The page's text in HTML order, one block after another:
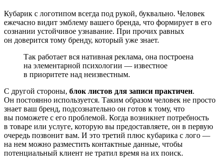
Кубарик с логотипом всегда под рукой, буквально. Человек
ежечасно видит эмблему вашего бренда, что формирует в его
сознании устойчивое узнавание. При прочих равных
он доверится тому бренду, который уже знает.
Так работает вся нативная реклама, она построена
на элементарной психологии — известное
в приоритете над неизвестным.
С другой стороны, блок листов для записи практичен.
Он постоянно используется. Таким образом человек не просто
знает ваш бренд, подсознательно он готов к тому, что
вы поможете с его проблемой. Когда возникнет потребность
в товаре или услуге, которую вы предоставляете, он в первую
очередь позвонит вам. И это третий плюс кубарика с лого —
на нем можно разместить контактные данные, чтобы
потенциальный клиент не тратил время на их поиск.